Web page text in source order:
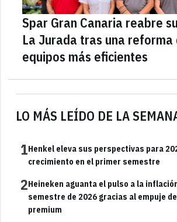
LO MÁS LEÍDO DE LA
1Henkel eleva sus perspectivas para
crecimiento en el primer semestre
2Heineken aguanta el pulso a la
semestre de 2026 gracias al empuje
premium
Spar Gran Canaria reabre
La Jurada tras una
equipos más eficientes